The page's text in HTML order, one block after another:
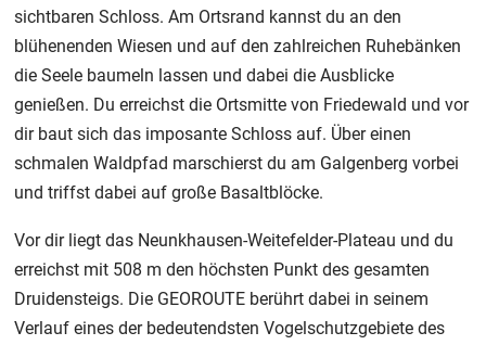
sichtbaren Schloss. Am Ortsrand kannst du an den
blühenenden Wiesen und auf den zahlreichen Ruhebänken
die Seele baumeln lassen und dabei die Ausblicke
genießen. Du erreichst die Ortsmitte von Friedewald und vor
dir baut sich das imposante Schloss auf. Über einen
schmalen Waldpfad marschierst du am Galgenberg vorbei
und triffst dabei auf große Basaltblöcke.
Vor dir liegt das Neunkhausen-Weitefelder-Plateau und du
erreichst mit 508 m den höchsten Punkt des gesamten
Druidensteigs. Die GEOROUTE berührt dabei in seinem
Verlauf eines der bedeutendsten Vogelschutzgebiete des